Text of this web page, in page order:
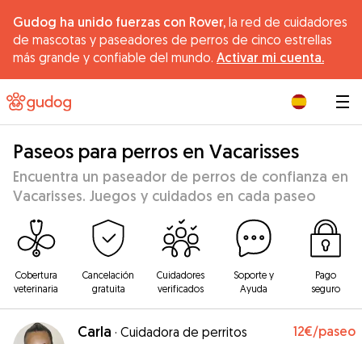
Gudog ha unido fuerzas con Rover, la red de cuidadores
de mascotas y paseadores de perros de cinco estrellas
más grande y confiable del mundo. Activar mi cuenta.
Paseos para perros en Vacarisses
Encuentra un paseador de perros de confianza en
Vacarisses. Juegos y cuidados en cada paseo
Cobertura
veterinaria
Cancelación
gratuita
Cuidadores
verificados
Soporte y
Ayuda
Pago
seguro
Carla · Cuidadora de perritos 12€/paseo